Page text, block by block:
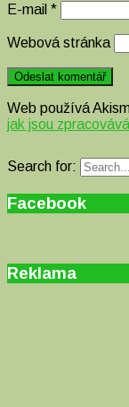
E-mail *
Webová stránka
Web používá
jak jsou
Search for:
Facebook
Reklama